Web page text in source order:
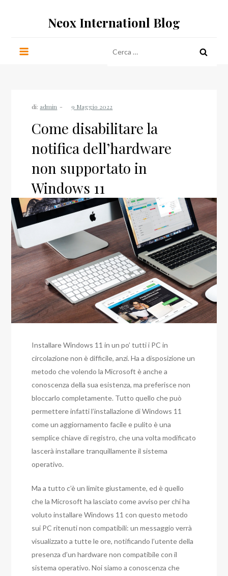
Neox Internationl Blog
per:
di: admin
Come disabilitare la
notifica dell’hardware
non supportato in
Windows 11
Installare Windows 11 in un po’ tutti i PC in
circolazione non è difficile, anzi. Ha a disposizione un
metodo che volendo la Microsoft è anche a
conoscenza della sua esistenza, ma preferisce non
bloccarlo completamente. Tutto quello che può
permettere infatti l’installazione di Windows 11
come un aggiornamento facile e pulito è una
semplice chiave di registro, che una volta modificato
lascerà installare tranquillamente il sistema
operativo.
Ma a tutto c’è un limite giustamente, ed è quello
che la Microsoft ha lasciato come avviso per chi ha
voluto installare Windows 11 con questo metodo
sui PC ritenuti non compatibili: un messaggio verrà
visualizzato a tutte le ore, notificando l’utente della
presenza d’un hardware non compatibile con il
sistema operativo. Noi siamo a conoscenza che